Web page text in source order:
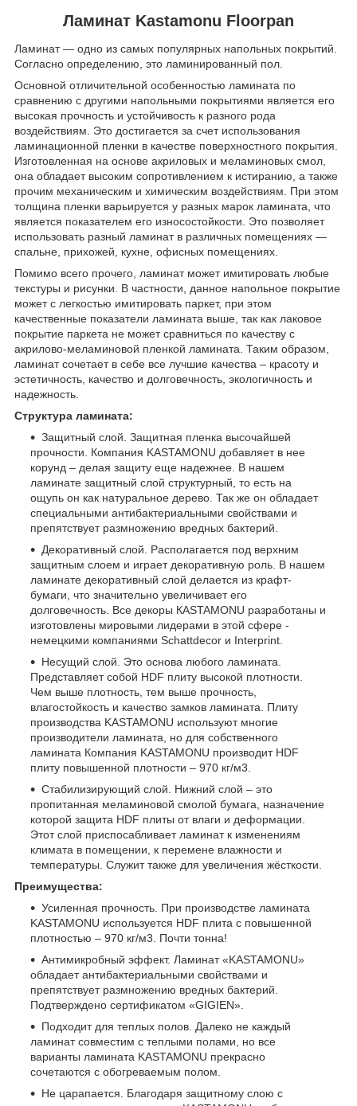
Ламинат Kastamonu Floorpan
Ламинат — одно из самых популярных напольных покрытий.
Согласно определению, это ламинированный пол.
Основной отличительной особенностью ламината по
сравнению с другими напольными покрытиями является его
высокая прочность и устойчивость к разного рода
воздействиям. Это достигается за счет использования
ламинационной пленки в качестве поверхностного покрытия.
Изготовленная на основе акриловых и меламиновых смол,
она обладает высоким сопротивлением к истиранию, а также
прочим механическим и химическим воздействиям. При этом
толщина пленки варьируется у разных марок ламината, что
является показателем его износостойкости. Это позволяет
использовать разный ламинат в различных помещениях —
спальне, прихожей, кухне, офисных помещениях.
Помимо всего прочего, ламинат может имитировать любые
текстуры и рисунки. В частности, данное напольное покрытие
может с легкостью имитировать паркет, при этом
качественные показатели ламината выше, так как лаковое
покрытие паркета не может сравниться по качеству с
акрилово-меламиновой пленкой ламината. Таким образом,
ламинат сочетает в себе все лучшие качества – красоту и
эстетичность, качество и долговечность, экологичность и
надежность.
Структура ламината:
Защитный слой. Защитная пленка высочайшей
прочности. Компания KASTAMONU добавляет в нее
корунд – делая защиту еще надежнее. В нашем
ламинате защитный слой структурный, то есть на
ощупь он как натуральное дерево. Так же он обладает
специальными антибактериальными свойствами и
препятствует размножению вредных бактерий.
Декоративный слой. Располагается под верхним
защитным слоем и играет декоративную роль. В нашем
ламинате декоративный слой делается из крафт-
бумаги, что значительно увеличивает его
долговечность. Все декоры КASTAMONU разработаны и
изготовлены мировыми лидерами в этой сфере -
немецкими компаниями Schattdecor и Interprint.
Несущий слой. Это основа любого ламината.
Представляет собой HDF плиту высокой плотности.
Чем выше плотность, тем выше прочность,
влагостойкость и качество замков ламината. Плиту
производства KASTAMONU используют многие
производители ламината, но для собственного
ламината Компания KASTAMONU производит HDF
плиту повышенной плотности – 970 кг/м3.
Стабилизирующий слой. Нижний слой – это
пропитанная меламиновой смолой бумага, назначение
которой защита HDF плиты от влаги и деформации.
Этот слой приспосабливает ламинат к изменениям
климата в помещении, к перемене влажности и
температуры. Служит также для увеличения жёсткости.
Преимущества:
Усиленная прочность. При производстве ламината
KASTAMONU используется HDF плита с повышенной
плотностью – 970 кг/м3. Почти тонна!
Антимикробный эффект. Ламинат «KASTAMONU»
обладает антибактериальными свойствами и
препятствует размножению вредных бактерий.
Подтверждено сертификатом «GIGIEN».
Подходит для теплых полов. Далеко не каждый
ламинат совместим с теплыми полами, но все
варианты ламината KASTAMONU прекрасно
сочетаются с обогреваемым полом.
Не царапается. Благодаря защитному слою с